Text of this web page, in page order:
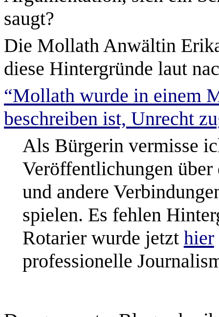
saugt?
Die Mollath Anwältin
diese Hintergründe laut
“Mollath wurde in einem
beschreiben ist, Unrecht
Als Bürgerin vermisse
Veröffentlichungen
und andere
spielen. Es fehlen
Rotarier wurde jetzt hier
professionelle